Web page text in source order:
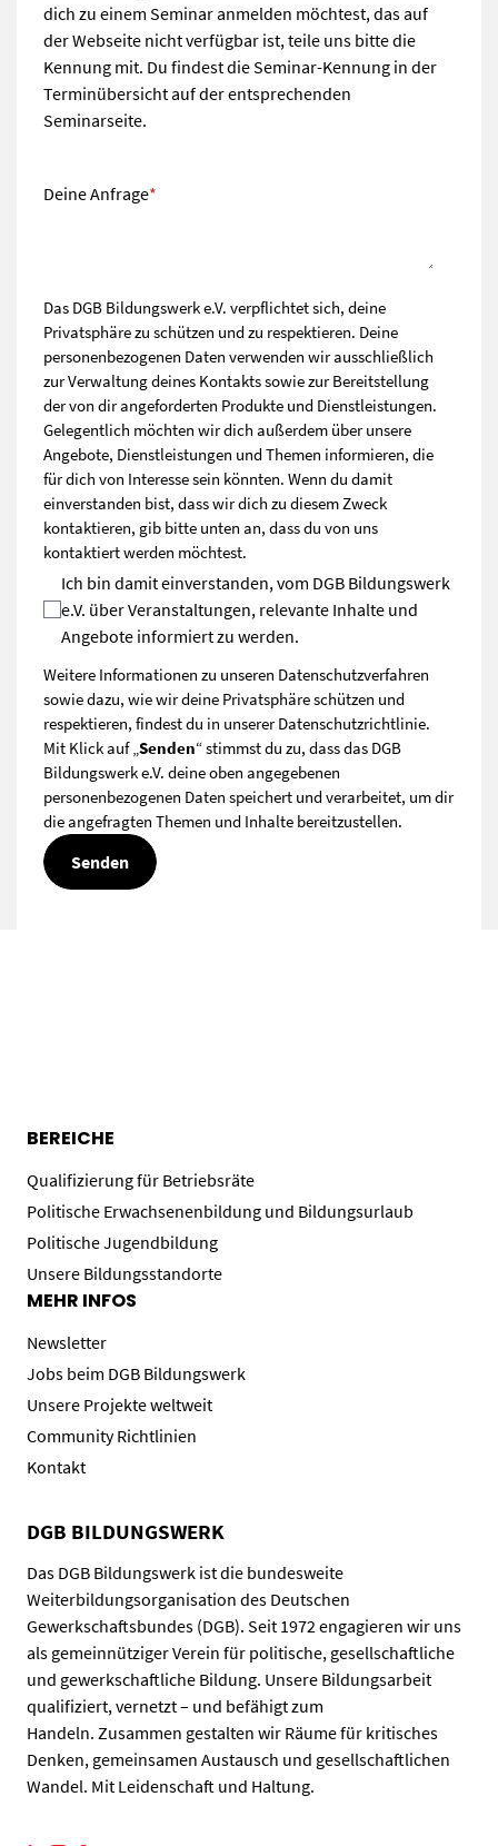
dich zu einem Seminar anmelden möchtest, das auf
der Webseite nicht verfügbar ist, teile uns bitte die
Kennung mit. Du findest die Seminar-Kennung in der
Terminübersicht auf der entsprechenden
Seminarseite.
Deine Anfrage*
Das DGB Bildungswerk e.V. verpflichtet sich, deine
Privatsphäre zu schützen und zu respektieren. Deine
personenbezogenen Daten verwenden wir ausschließlich
zur Verwaltung deines Kontakts sowie zur Bereitstellung
der von dir angeforderten Produkte und Dienstleistungen.
Gelegentlich möchten wir dich außerdem über unsere
Angebote, Dienstleistungen und Themen informieren, die
für dich von Interesse sein könnten. Wenn du damit
einverstanden bist, dass wir dich zu diesem Zweck
kontaktieren, gib bitte unten an, dass du von uns
kontaktiert werden möchtest.
Ich bin damit einverstanden, vom DGB Bildungswerk
e.V. über Veranstaltungen, relevante Inhalte und
Angebote informiert zu werden.
Weitere Informationen zu unseren Datenschutzverfahren
sowie dazu, wie wir deine Privatsphäre schützen und
respektieren, findest du in unsererDatenschutzrichtlinie.
Mit Klick auf „Senden“ stimmst du zu, dass das DGB
Bildungswerk e.V. deine oben angegebenen
personenbezogenen Daten speichert und verarbeitet, um dir
die angefragten Themen und Inhalte bereitzustellen.
DGB BILDUNGSWERK
Das DGB Bildungswerk ist die bundesweite
Weiterbildungsorganisation des Deutschen
Gewerkschaftsbundes (DGB). Seit 1972 engagieren wir uns
als gemeinnütziger Verein für politische, gesellschaftliche
und gewerkschaftliche Bildung. Unsere Bildungsarbeit
qualifiziert, vernetzt – und befähigt zum
Handeln. Zusammen gestalten wir Räume für kritisches
Denken, gemeinsamen Austausch und gesellschaftlichen
Wandel. Mit Leidenschaft und Haltung.
BEREICHE
Qualifizierung für Betriebsräte
Politische Erwachsenenbildung und Bildungsurlaub
Politische Jugendbildung
Unsere Bildungsstandorte
MEHR INFOS
Newsletter
Jobs beim DGB Bildungswerk
Unsere Projekte weltweit
Community Richtlinien
Kontakt